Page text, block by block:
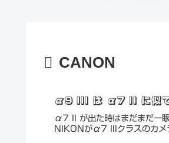
CANON
α9 III は α7 II に似
α7 II が出た時はまだまだ一
NIKONがα7 IIIクラスのカメ